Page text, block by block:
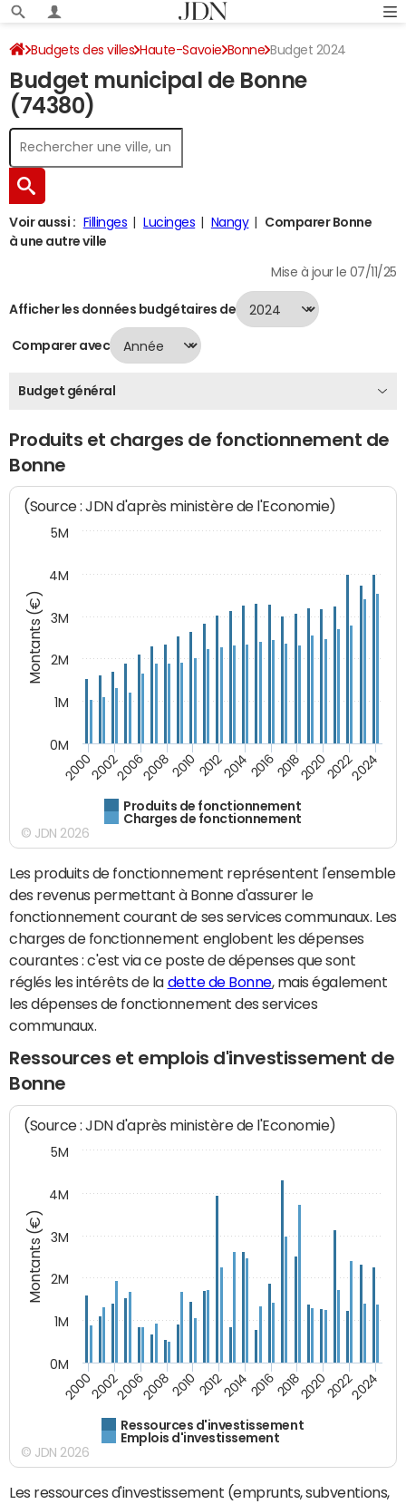
Budgets des villes Haute-Savoie Bonne Budget 2024
Budget municipal de Bonne
(74380)
Voir aussi : Fillinges Lucinges Nangy
Comparer Bonne
à une autre ville
Mise à jour le 07/11/25
Afficher les données budgétaires de
Comparer avec
Budget général
Produits et charges de fonctionnement de
Bonne
Montants (€)
(Source : JDN d'après ministère de l'Economie)
Produits de fonctionnement
Charges de fonctionnement
20002002200620082010 2012201420162018202020222024
0M
1M
2M
3M
4M
5M
© JDN 2026
Les produits de fonctionnement représentent l'ensemble
des revenus permettant à Bonne d'assurer le
fonctionnement courant de ses services communaux. Les
charges de fonctionnement englobent les dépenses
courantes : c'est via ce poste de dépenses que sont
réglés les intérêts de la dette de Bonne, mais également
les dépenses de fonctionnement des services
communaux.
Ressources et emplois d'investissement de
Bonne
Montants (€)
(Source : JDN d'après ministère de l'Economie)
Ressources d'investissement
Emplois d'investissement
20002002200620082010 2012201420162018202020222024
0M
1M
2M
3M
4M
5M
© JDN 2026
Les ressources d'investissement (emprunts, subventions,